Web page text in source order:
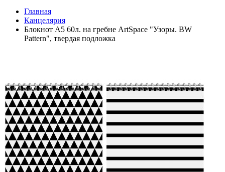
Главная
Канцелярия
Блокнот А5 60л. на гребне ArtSpace "Узоры. BW
Pattern", твердая подложка